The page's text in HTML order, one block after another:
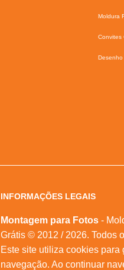
Moldura
Convites
Desenho
INFORMAÇÕES LEGAIS
Montagem para Fotos -
Grátis © 2012 / 2026. Todos
Este site utiliza cookies
navegação. Ao continuar